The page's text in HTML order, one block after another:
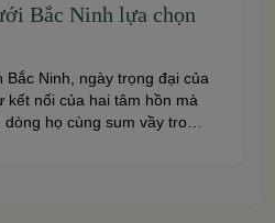
Bắc Ninh lựa chọn
Bắc Ninh, ngày trọng đại của
kết nối của hai tâm hồn mà
họ cùng sum vầy trong